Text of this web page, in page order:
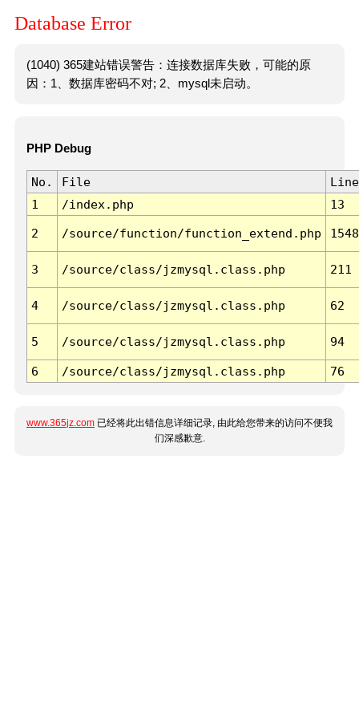
Database Error
(1040) 365建站错误警告：连接数据库失败，可能的原
因：1、数据库密码不对; 2、mysql未启动。
PHP Debug
No. File
Line
1
/index.php 13
2 /source/function/function_extend.php 1548
3 /source/class/jzmysql.class.php 211
4 /source/class/jzmysql.class.php 62
5 /source/class/jzmysql.class.php 94
6 /source/class/jzmysql.class.php 76
www.365jz.com 已经将此出错信息详细记录, 由此给您带来的访问不便我
们深感歉意.